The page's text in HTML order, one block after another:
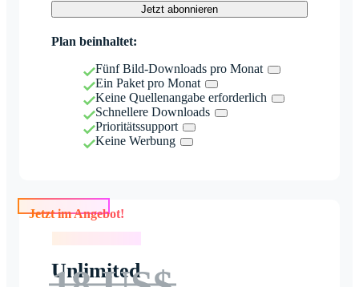
Jetzt abonnieren
Plan beinhaltet:
Fünf Bild-Downloads pro Monat
Ein Paket pro Monat
Keine Quellenangabe erforderlich
Schnellere Downloads
Prioritätssupport
Keine Werbung
Jetzt im Angebot!
Unlimited